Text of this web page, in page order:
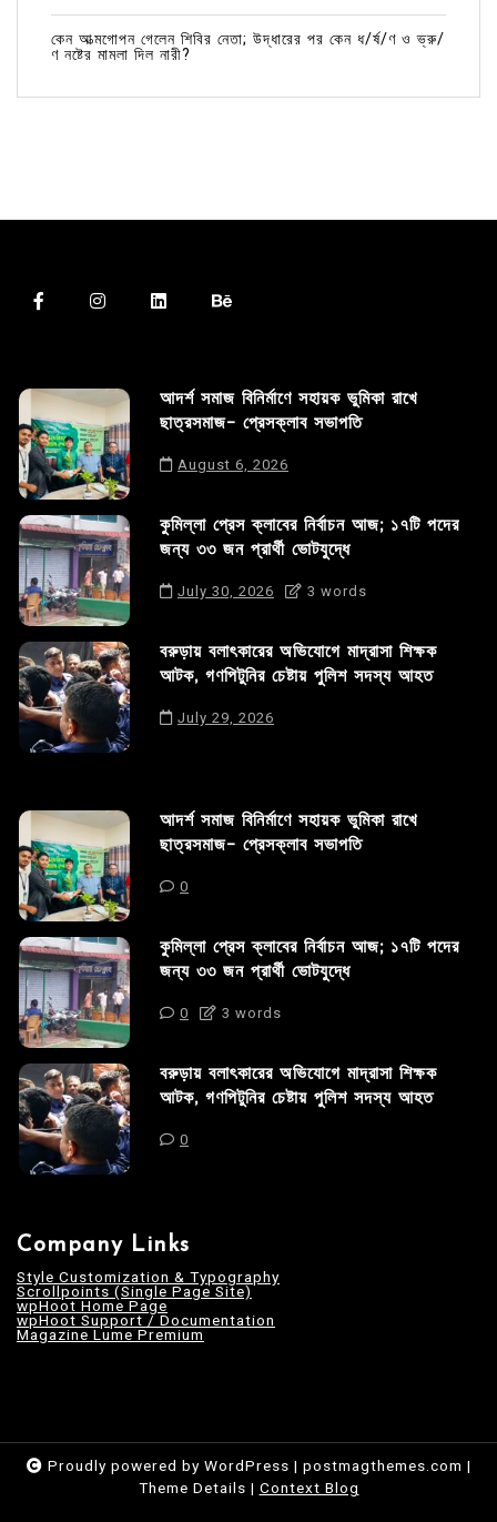
কেন আত্মগোপন গেলেন শিবির নেতা; উদ্ধারের পর কেন ধ/র্ষ/ণ ও ভ্রু/
ণ নষ্টের মামলা দিল নারী?
আদর্শ সমাজ বিনির্মাণে সহায়ক ভুমিকা রাখে
ছাত্রসমাজ- প্রেসক্লাব সভাপতি
August 6, 2026
কুমিল্লা প্রেস ক্লাবের নির্বাচন আজ; ১৭টি পদের
জন্য ৩৩ জন প্রার্থী ভোটযুদ্ধে
July 30, 2026 3 words
বরুড়ায় বলাৎকারের অভিযোগে মাদ্রাসা শিক্ষক
আটক, গণপিটুনির চেষ্টায় পুলিশ সদস্য আহত
July 29, 2026
আদর্শ সমাজ বিনির্মাণে সহায়ক ভুমিকা রাখে
ছাত্রসমাজ- প্রেসক্লাব সভাপতি
0
কুমিল্লা প্রেস ক্লাবের নির্বাচন আজ; ১৭টি পদের
জন্য ৩৩ জন প্রার্থী ভোটযুদ্ধে
0 3 words
বরুড়ায় বলাৎকারের অভিযোগে মাদ্রাসা শিক্ষক
আটক, গণপিটুনির চেষ্টায় পুলিশ সদস্য আহত
0
Company Links
Style Customization & Typography
Scrollpoints (Single Page Site)
wpHoot Home Page
wpHoot Support / Documentation
Magazine Lume Premium
Proudly powered by WordPress | postmagthemes.com |
Theme Details | Context Blog